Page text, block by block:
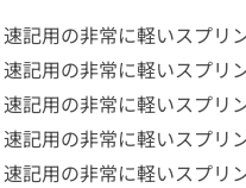
記用の非常に軽いスプリ
記用の非常に軽いスプリ
記用の非常に軽いスプリ
記用の非常に軽いスプリ
記用の非常に軽いスプリ